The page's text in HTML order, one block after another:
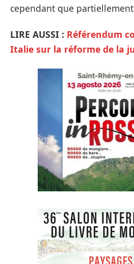
cependant que
LIRE AUSSI : Référendum
Italie sur la réforme de la